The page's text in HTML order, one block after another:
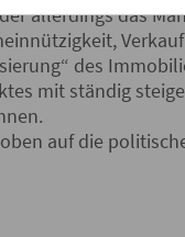
allerdings das
des
mit ständig
auf die